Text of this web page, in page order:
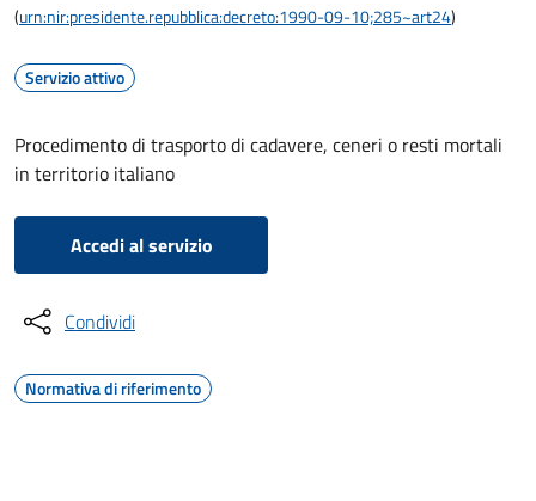
(urn:nir:presidente.repubblica:decreto:1990-09-10;285~art24)
Servizio attivo
Procedimento di trasporto di cadavere, ceneri o resti mortali
in territorio italiano
Accedi al servizio
Condividi
Normativa di riferimento